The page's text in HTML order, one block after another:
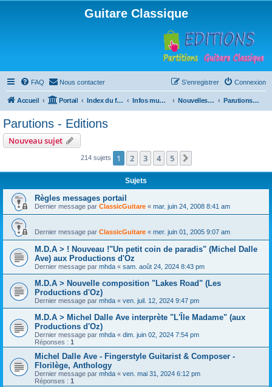
Guitare Classique
FAQ Nous contacter Connexion
S’enregistrer
Accueil Portail Index du forum Infos musicales Nouvelles de toutes sortes, concerts, partitions… Parutions - Editions
Parutions - Editions
Nouveau sujet
214 sujets 1 2 3 4 5
Sujets
Règles messages portail
Dernier message par ClassicGuitare « mar. juin 24, 2008 8:41 am
Dernier message par ClassicGuitare « mer. juin 01, 2005 9:07 am
M.D.A > ! Nouveau !"Un petit coin de paradis" (Michel Dalle
Ave) aux Productions d'Oz
Dernier message par mhda « sam. août 24, 2024 8:43 pm
M.D.A > Nouvelle composition "Lakes Road" (Les
Productions d'Oz)
Dernier message par mhda « ven. juil. 12, 2024 9:47 pm
M.D.A > Michel Dalle Ave interprète "L'Île Madame" (aux
Productions d'Oz)
Dernier message par mhda « dim. juin 02, 2024 7:54 pm
Réponses : 1
Michel Dalle Ave - Fingerstyle Guitarist & Composer -
Florilège, Anthology
Dernier message par mhda « ven. mai 31, 2024 6:12 pm
Réponses : 1